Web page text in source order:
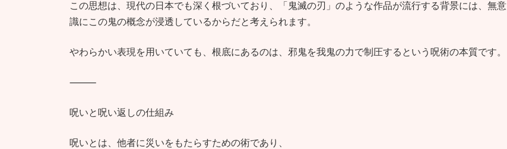
この思想は、現代の日本でも深く根づいており、「鬼滅の刃」のような作品が流行する背景には、無意
識にこの鬼の概念が浸透しているからだと考えられます。
やわらかい表現を用いていても、根底にあるのは、邪鬼を我鬼の力で制圧するという呪術の本質です。
⸻
呪いと呪い返しの仕組み
呪いとは、他者に災いをもたらすための術であり、